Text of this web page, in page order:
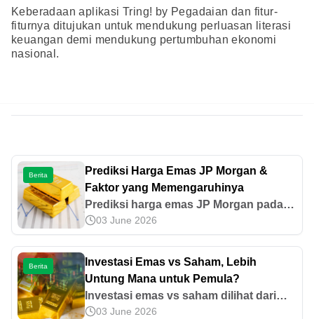
Keberadaan aplikasi Tring! by Pegadaian dan fitur-
fiturnya ditujukan untuk mendukung perluasan literasi
keuangan demi mendukung pertumbuhan ekonomi
nasional.
Berita
Prediksi Harga Emas JP Morgan &
Faktor yang Memengaruhinya
Prediksi harga emas JP Morgan pada
2026 mendatang sudah muncul.
Apakah harga emas akan meningkat
atau justru menurun? Simak
informasinya di sini!
03 June 2026
Berita
Investasi Emas vs Saham, Lebih
Untung Mana untuk Pemula?
Investasi emas vs saham dilihat dari
potensi keuntungan, risiko, modal awal,
03 June 2026